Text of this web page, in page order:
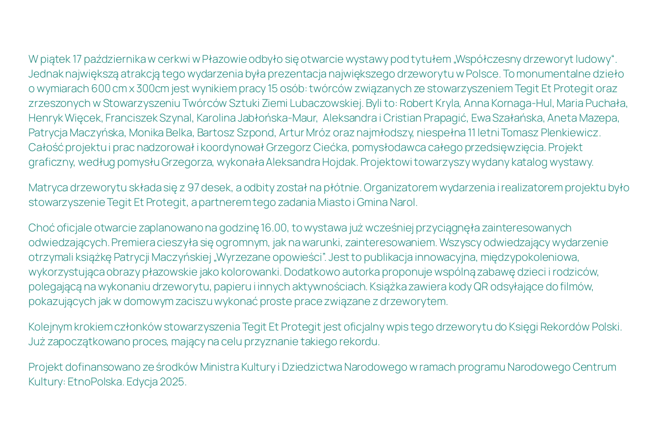
W piątek 17 października w cerkwi w Płazowie odbyło się otwarcie wystawy pod tytułem „Współczesny drzeworyt ludowy“.
Jednak największą atrakcją tego wydarzenia była prezentacja największego drzeworytu w Polsce. To monumentalne dzieło
o wymiarach 600 cm x 300cm jest wynikiem pracy 15 osób: twórców związanych ze stowarzyszeniem Tegit Et Protegit oraz
zrzeszonych w Stowarzyszeniu Twórców Sztuki Ziemi Lubaczowskiej. Byli to: Robert Kryla, Anna Kornaga-Hul, Maria Puchała,
Henryk Więcek, Franciszek Szynal, Karolina Jabłońska-Maur, Aleksandra i Cristian Prapagić, Ewa Szałańska, Aneta Mazepa,
Patrycja Maczyńska, Monika Belka, Bartosz Szpond, Artur Mróz oraz najmłodszy, niespełna 11 letni Tomasz Plenkiewicz.
Całość projektu i prac nadzorował i koordynował Grzegorz Ciećka, pomysłodawca całego przedsięwzięcia. Projekt
graficzny, według pomysłu Grzegorza, wykonała Aleksandra Hojdak. Projektowi towarzyszy wydany katalog wystawy.
Matryca drzeworytu składa się z 97 desek, a odbity został na płótnie. Organizatorem wydarzenia i realizatorem projektu było
stowarzyszenie Tegit Et Protegit, a partnerem tego zadania Miasto i Gmina Narol.
Choć oficjale otwarcie zaplanowano na godzinę 16.00, to wystawa już wcześniej przyciągnęła zainteresowanych
odwiedzających. Premiera cieszyła się ogromnym, jak na warunki, zainteresowaniem. Wszyscy odwiedzający wydarzenie
otrzymali książkę Patrycji Maczyńskiej „Wyrzezane opowieści”. Jest to publikacja innowacyjna, międzypokoleniowa,
wykorzystująca obrazy płazowskie jako kolorowanki. Dodatkowo autorka proponuje wspólną zabawę dzieci i rodziców,
polegającą na wykonaniu drzeworytu, papieru i innych aktywnościach. Książka zawiera kody QR odsyłające do filmów,
pokazujących jak w domowym zaciszu wykonać proste prace związane z drzeworytem.
Kolejnym krokiem członków stowarzyszenia Tegit Et Protegit jest oficjalny wpis tego drzeworytu do Księgi Rekordów Polski.
Już zapoczątkowano proces, mający na celu przyznanie takiego rekordu.
Projekt dofinansowano ze środków Ministra Kultury i Dziedzictwa Narodowego w ramach programu Narodowego Centrum
Kultury: EtnoPolska. Edycja 2025.